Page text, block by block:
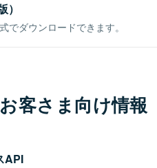
でダウンロードできます。
客さま向け情報
API